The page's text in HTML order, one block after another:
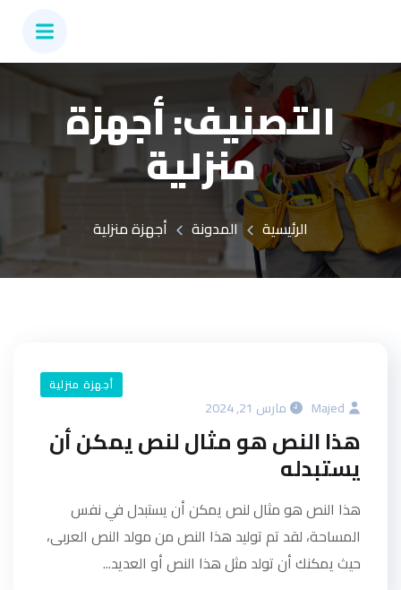
التصنيف:أجهزة
منزلية
الرئيسية المدونة أجهزة منزلية
أجهزة منزلية
Majed مارس 21, 2024
هذا النص هو مثال لنص يمكن أن
يستبدله
هذا النص هو مثال لنص يمكن أن يستبدل في نفس
المساحة، لقد تم توليد هذا النص من مولد النص العربى،
حيث يمكنك أن تولد مثل هذا النص أو العديد...